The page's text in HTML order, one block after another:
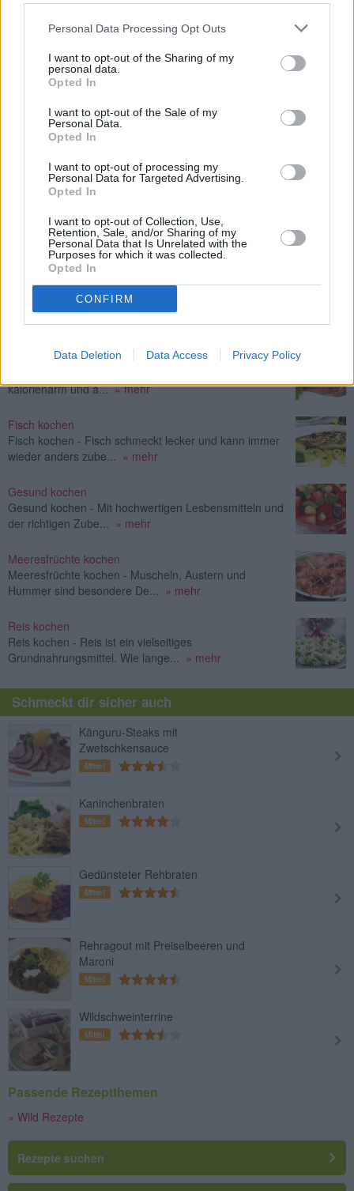
Personal Data Processing Opt Outs
I want to opt-out of the Sharing of my
personal data.
Opted In
I want to opt-out of the Sale of my
Personal Data.
Opted In
I want to opt-out of processing my
Personal Data for Targeted Advertising.
Opted In
I want to opt-out of Collection, Use,
Retention, Sale, and/or Sharing of my
Personal Data that Is Unrelated with the
Purposes for which it was collected.
Opted In
CONFIRM
Data Deletion Data Access Privacy Policy
Hirschgulasch mit Preiselbeeren
Mittel
Gedünsteter Hirschbraten mit
Rotkraut
Ähnliche Artikel
Fettarm kochen
Fettarm kochen ist gar nicht so schwierig. Mit
Küchenhelfern lässt s... » mehr
Geflügel kochen
kalorienarm und a... » mehr
Fisch kochen
Fisch kochen - Fisch schmeckt lecker und kann immer
wieder anders zube... » mehr
Gesund kochen
Gesund kochen - Mit hochwertigen Lesbensmitteln und
der richtigen Zube... » mehr
Meeresfrüchte kochen
Meeresfrüchte kochen - Muscheln, Austern und
Hummer sind besondere De... » mehr
Reis kochen
Reis kochen - Reis ist ein vielseitiges
Grundnahrungsmittel. Wie lange... » mehr
Schmeckt dir sicher auch
Känguru-Steaks mit
Zwetschkensauce
Mittel
Kaninchenbraten
Mittel
Gedünsteter Rehbraten
Mittel
Rehragout mit Preiselbeeren und
Maroni
Mittel
Wildschweinterrine
Mittel
Passende Rezeptthemen
» Wild Rezepte
Rezepte suchen